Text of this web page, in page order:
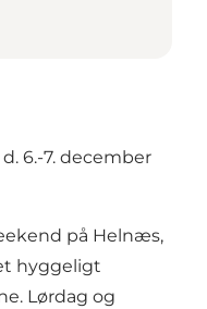
6.-7. december
på Helnæs,
hyggeligt
Lørdag og